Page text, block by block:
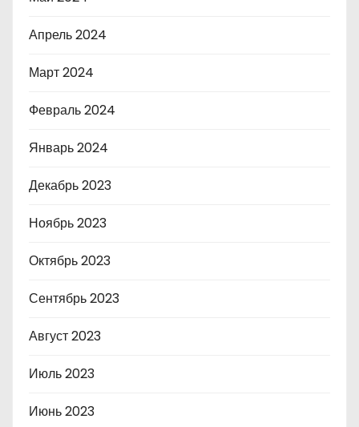
Апрель 2024
Март 2024
Февраль 2024
Январь 2024
Декабрь 2023
Ноябрь 2023
Октябрь 2023
Сентябрь 2023
Август 2023
Июль 2023
Июнь 2023